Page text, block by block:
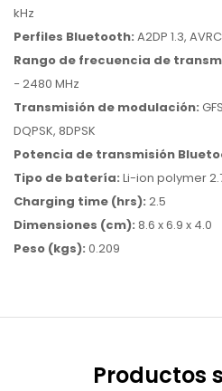
kHz
Perfiles Bluetooth: A2DP 1.3,
Rango de frecuencia de
− 2480 MHz
Transmisión de modulación:
DQPSK, 8DPSK
Potencia de transmisión
Tipo de batería: Li-ion polymer
Charging time (hrs): 2.5
Dimensiones (cm): 8.6 x 6.9 x 4.0
Peso (kgs): 0.209
Productos